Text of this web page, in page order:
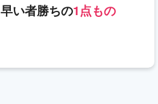
早い者勝ちの1点もの